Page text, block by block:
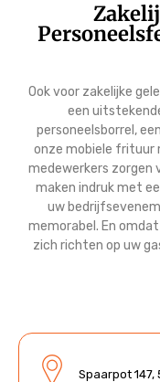
Ook voor zakelijke
een
personeelsborrel,
onze mobiele frituur
medewerkers zorgen
maken indruk met
uw
memorabel. En
zich richten op uw
Spaarpot 147,